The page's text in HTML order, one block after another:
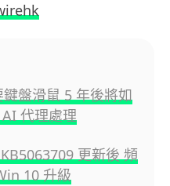
盤滑鼠 5 年後將如
代理處理
更新後 頻
10 升級